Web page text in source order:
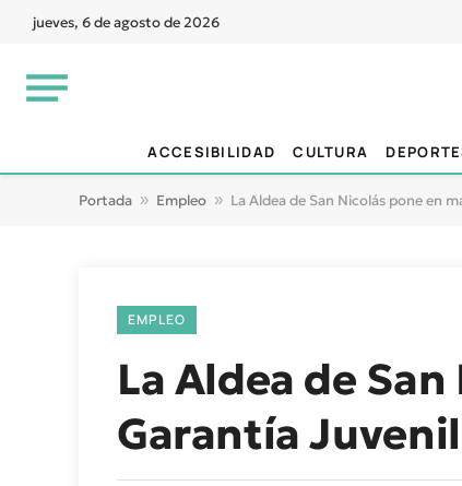
jueves, 6 de agosto de 2026
ACCESIBILIDAD CULTURA
Portada » Empleo » La Aldea de San Nicolás pone en
EMPLEO
La Aldea de
Garantía